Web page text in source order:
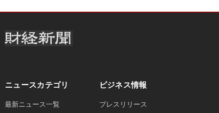
ニュースカテゴリ
最新ニュース一覧
ビジネス情報
プレスリリース